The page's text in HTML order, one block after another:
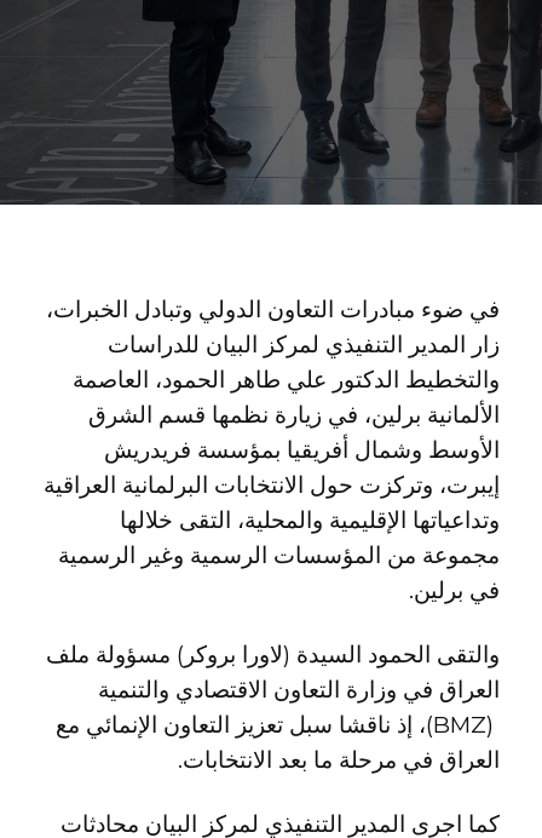
في ضوء مبادرات التعاون الدولي وتبادل الخبرات،
زار المدير التنفيذي لمركز البيان للدراسات
والتخطيط الدكتور علي طاهر الحمود، العاصمة
الألمانية برلين، في زيارة نظمها قسم الشرق
الأوسط وشمال أفريقيا بمؤسسة فريدريش
إيبرت، وتركزت حول الانتخابات البرلمانية العراقية
وتداعياتها الإقليمية والمحلية، التقى خلالها
مجموعة من المؤسسات الرسمية وغير الرسمية
في برلين.
والتقى الحمود السيدة (لاورا بروكر) مسؤولة ملف
العراق في وزارة التعاون الاقتصادي والتنمية
(BMZ)، إذ ناقشا سبل تعزيز التعاون الإنمائي مع
العراق في مرحلة ما بعد الانتخابات.
كما اجرى المدير التنفيذي لمركز البيان محادثات